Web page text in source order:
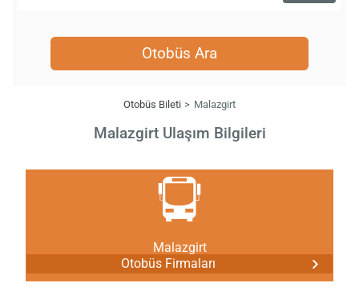
Otobüs Ara
Otobüs Bileti Malazgirt
Malazgirt Ulaşım Bilgileri
Malazgirt
Otobüs Firmaları